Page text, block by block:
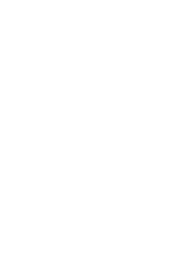
riesgos
exposición
una
ser un
carteras